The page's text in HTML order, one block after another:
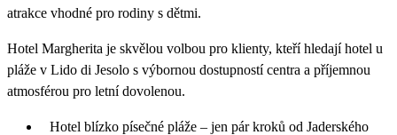
atrakce vhodné pro rodiny s dětmi.
Hotel Margherita je skvělou volbou pro klienty, kteří hledají hotel u
pláže v Lido di Jesolo s výbornou dostupností centra a příjemnou
atmosférou pro letní dovolenou.
Hotel blízko písečné pláže – jen pár kroků od Jaderského